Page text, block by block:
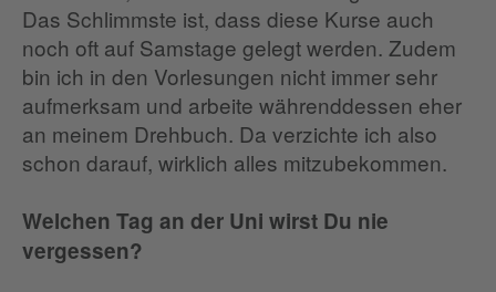
Das Schlimmste ist, dass diese Kurse auch
noch oft auf Samstage gelegt werden. Zudem
bin ich in den Vorlesungen nicht immer sehr
aufmerksam und arbeite währenddessen eher
an meinem Drehbuch. Da verzichte ich also
schon darauf, wirklich alles mitzubekommen.
Welchen Tag an der Uni wirst Du nie
vergessen?